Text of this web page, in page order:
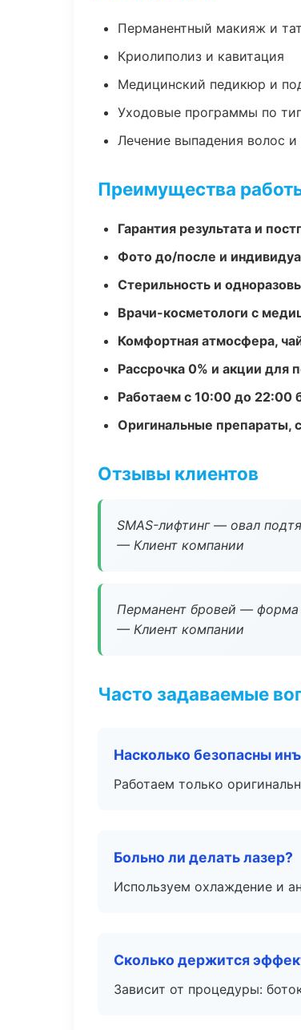
Перманентный макияж и
Криолиполиз и кавитация
Медицинский педикюр и
Уходовые программы по
Лечение выпадения волос и
Преимущества
Гарантия результата и
Фото до/после и
Стерильность и
Врачи-косметологи с
Комфортная атмосфера,
Рассрочка 0% и акции для
Работаем с 10:00 до 22:00
Оригинальные препараты,
Отзывы клиентов
SMAS-лифтинг — овал
— Клиент компании
Перманент бровей — форма
— Клиент компании
Часто задаваемые
Насколько безопасны
Работаем только
Больно ли делать лазер?
Используем охлаждение и
Сколько держится
Зависит от процедуры: